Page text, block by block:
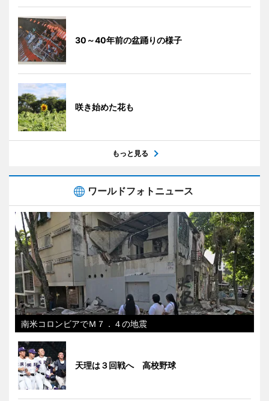
30～40年前の盆踊りの様子
咲き始めた花も
もっと見る
ワールドフォトニュース
南米コロンビアでＭ７．４の地震
天理は３回戦へ 高校野球